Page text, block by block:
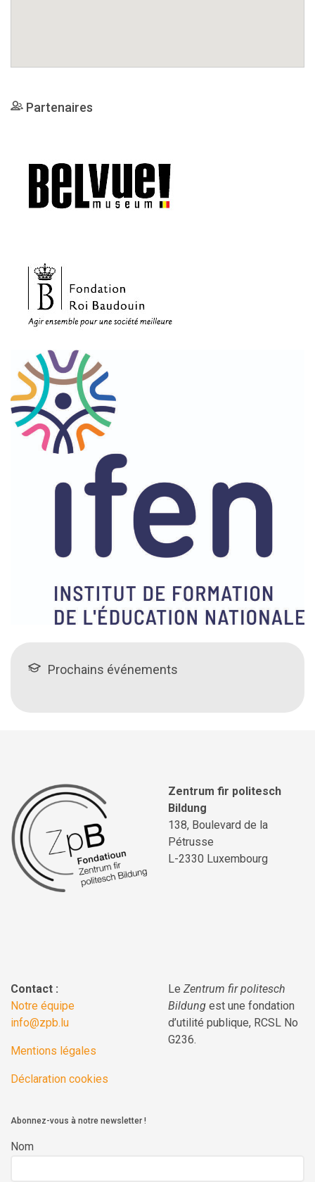
Partenaires
Prochains événements
Zentrum fir politesch
Bildung
138, Boulevard de la
Pétrusse
L-2330 Luxembourg
Contact :
Notre équipe
info@zpb.lu
Mentions légales
Déclaration cookies
Le Zentrum fir politesch
Bildung est une fondation
d’utilité publique, RCSL No
G236.
Abonnez-vous à notre newsletter !
Nom